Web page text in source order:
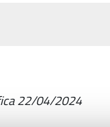
22/04/2024